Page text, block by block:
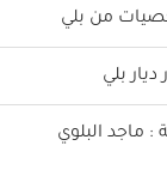
من بلي
ديار بلي
: ماجد البلوي